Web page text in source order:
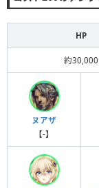
HP
約30,000
ヌアザ
【-】